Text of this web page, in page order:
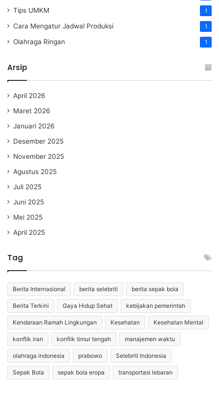
Tips UMKM 1
Cara Mengatur Jadwal Produksi 1
Olahraga Ringan 1
Arsip
April 2026
Maret 2026
Januari 2026
Desember 2025
November 2025
Agustus 2025
Juli 2025
Juni 2025
Mei 2025
April 2025
Tag
Berita Internasional berita selebriti berita sepak bola
Berita Terkini Gaya Hidup Sehat kebijakan pemerintah
Kendaraan Ramah Lingkungan Kesehatan Kesehatan Mental
konflik iran konflik timur tengah manajemen waktu
olahraga indonesia prabowo Selebriti Indonesia
Sepak Bola sepak bola eropa transportasi lebaran